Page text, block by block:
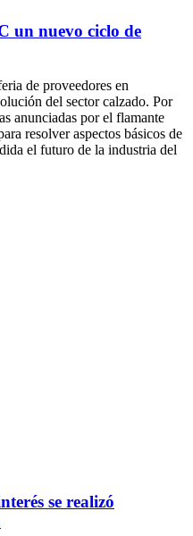
un nuevo ciclo de
de proveedores en
del sector calzado. Por
anunciadas por el flamante
resolver aspectos básicos de
el futuro de la industria del
se realizó